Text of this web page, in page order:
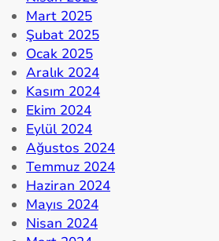
Mart 2025
Şubat 2025
Ocak 2025
Aralık 2024
Kasım 2024
Ekim 2024
Eylül 2024
Ağustos 2024
Temmuz 2024
Haziran 2024
Mayıs 2024
Nisan 2024